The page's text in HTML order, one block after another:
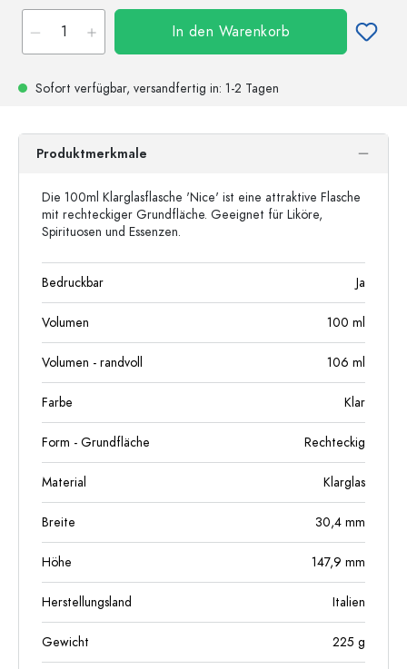
In den Warenkorb
Sofort verfügbar, versandfertig in: 1-2 Tagen
Produktmerkmale
Die 100ml Klarglasflasche 'Nice' ist eine attraktive Flasche
mit rechteckiger Grundfläche. Geeignet für Liköre,
Spirituosen und Essenzen.
Bedruckbar Ja
Volumen 100 ml
Volumen - randvoll 106 ml
Farbe Klar
Form - Grundfläche Rechteckig
Material Klarglas
Breite 30,4 mm
Höhe 147,9 mm
Herstellungsland Italien
Gewicht 225 g